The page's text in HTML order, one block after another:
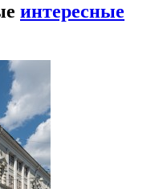
интересные